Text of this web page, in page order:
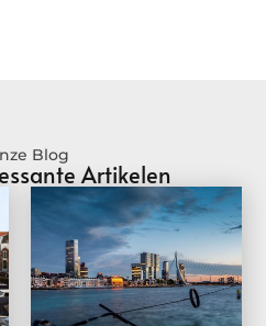
Blog
Artikelen